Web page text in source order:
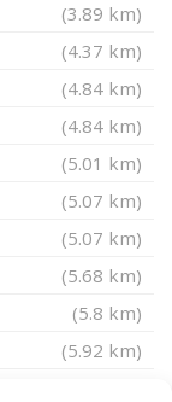
(3.89 km)
(4.37 km)
(4.84 km)
(4.84 km)
(5.01 km)
(5.07 km)
(5.07 km)
(5.68 km)
(5.8 km)
(5.92 km)